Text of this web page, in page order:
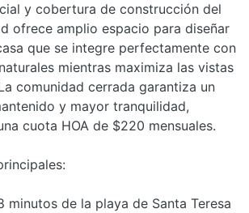
y cobertura de construcción del
ofrece amplio espacio para diseñar
que se integre perfectamente con
mientras maximiza las vistas
comunidad cerrada garantiza un
y mayor tranquilidad,
cuota HOA de $220 mensuales.
minutos de la playa de Santa Teresa